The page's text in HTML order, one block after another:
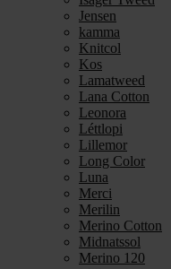
Jensen
kamma
Knitcol
Kos
Lamatweed
Lana Cotton
Leonora
Léttlopi
Lillemor
Long Color
Luna
Merci
Merilin
Merino Cotton
Midnatssol
Merino 120